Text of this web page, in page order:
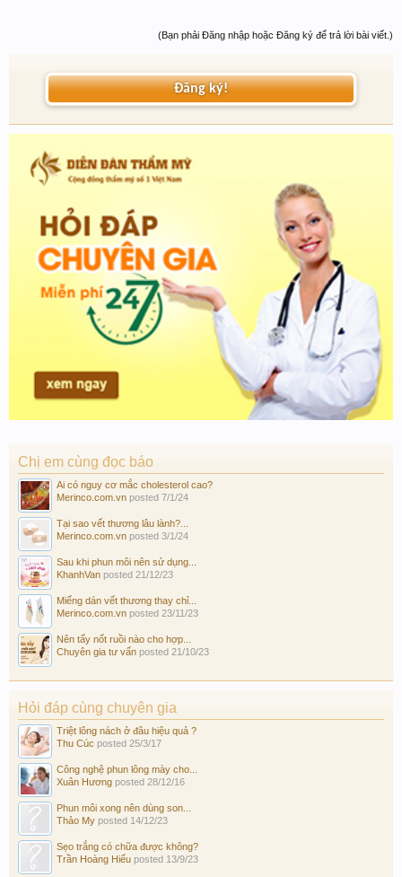
(Bạn phải Đăng nhập hoặc Đăng ký để trả lời bài viết.)
Đăng ký!
Chị em cùng đọc báo
Ai có nguy cơ mắc cholesterol cao?
Merinco.com.vn posted 7/1/24
Tại sao vết thương lâu lành?...
Merinco.com.vn posted 3/1/24
Sau khi phun môi nên sử dụng...
KhanhVan posted 21/12/23
Miếng dán vết thương thay chỉ...
Merinco.com.vn posted 23/11/23
Nên tẩy nốt ruồi nào cho hợp...
Chuyên gia tư vấn posted 21/10/23
Hỏi đáp cùng chuyên gia
Triệt lông nách ở đâu hiệu quả ?
Thu Cúc posted 25/3/17
Công nghệ phun lông mày cho...
Xuân Hương posted 28/12/16
Phun môi xong nên dùng son...
Thảo My posted 14/12/23
Sẹo trắng có chữa được không?
Trần Hoàng Hiếu posted 13/9/23